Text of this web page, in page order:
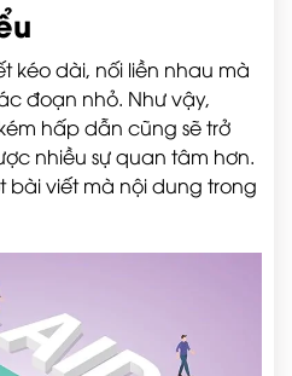
kéo dài, nối liền nhau mà
đoạn nhỏ. Như vậy,
hấp dẫn cũng sẽ trở
nhiều sự quan tâm hơn.
bài viết mà nội dung trong